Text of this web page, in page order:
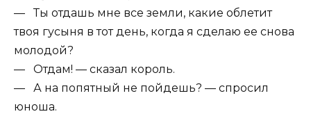
— Ты отдашь мне все земли, какие облетит
твоя гусыня в тот день, когда я сделаю ее снова
молодой?
— Отдам! — сказал король.
— А на попятный не пойдешь? — спросил
юноша.